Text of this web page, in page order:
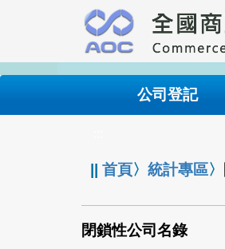
要
內
公司登記
||首頁〉統計專區〉
閉鎖性公司名錄